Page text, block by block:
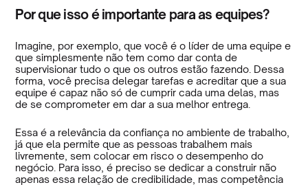
Por que isso é importante para as equipes?
Imagine, por exemplo, que você é o líder de uma equipe e
que simplesmente não tem como dar conta de
supervisionar tudo o que os outros estão fazendo. Dessa
forma, você precisa delegar tarefas e acreditar que a sua
equipe é capaz não só de cumprir cada uma delas, mas
de se comprometer em dar a sua melhor entrega.
Essa é a relevância da confiança no ambiente de trabalho,
já que ela permite que as pessoas trabalhem mais
livremente, sem colocar em risco o desempenho do
negócio. Para isso, é preciso se dedicar a construir não
apenas essa relação de credibilidade, mas competência